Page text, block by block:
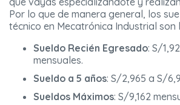
Por lo que de manera general, los
técnico en Mecatrónica Industrial son
Sueldo Recién Egresado: S/
mensuales.
Sueldo a 5 años: S/2,965 a S/
Sueldos Máximos: S/9,162